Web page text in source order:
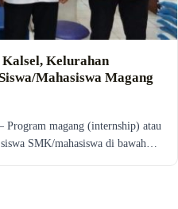
Kelurahan
Mahasiswa Magang
Program magang (internship) atau
SMK/mahasiswa di bawah…